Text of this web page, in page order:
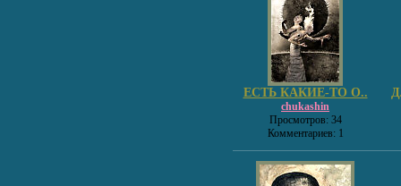
ЕСТЬ КАКИЕ-ТО О..
chukashin
Просмотров: 34
Комментариев: 1